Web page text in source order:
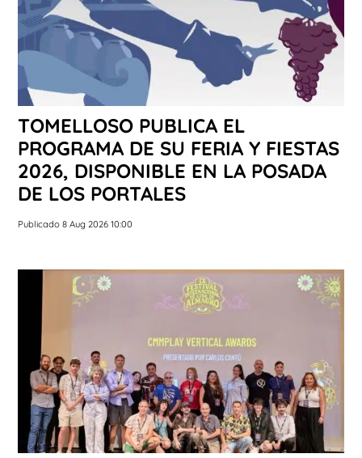
TOMELLOSO PUBLICA EL
PROGRAMA DE SU FERIA Y FIESTAS
2026, DISPONIBLE EN LA POSADA
DE LOS PORTALES
Publicado 8 Aug 2026 10:00